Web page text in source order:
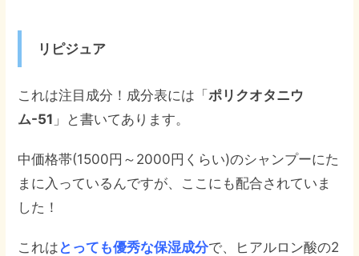
リピジュア
これは注目成分！成分表には「ポリクオタニウ
ム-51 」と書いてあります。
中価格帯(1500円～2000円くらい)のシャンプーにた
まに入っているんですが、ここにも配合されていま
した！
これは とっても優秀な保湿成分で、ヒアルロン酸の2